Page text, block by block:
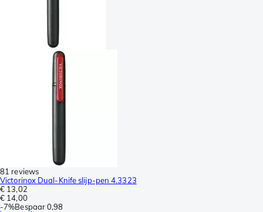
81 reviews
Victorinox Dual-Knife slijp-pen 4.3323
€ 13,02
€ 14,00
-7%Bespaar0,98